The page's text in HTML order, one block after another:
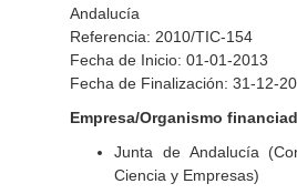
Andalucía
Referencia: 2010/TIC-154
Fecha de Inicio: 01-01-2013
Fecha de Finalización: 31-12-
Empresa/Organismo
Junta de Andalucía
Ciencia y Empresas)